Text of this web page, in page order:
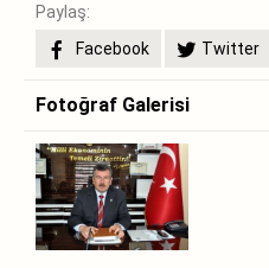
Paylaş:
Facebook
Twitter
Fotoğraf Galerisi